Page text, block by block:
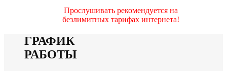
Прослушивать рекомендуется на
безлимитных тарифах интернета!
ГРАФИК
РАБОТЫ